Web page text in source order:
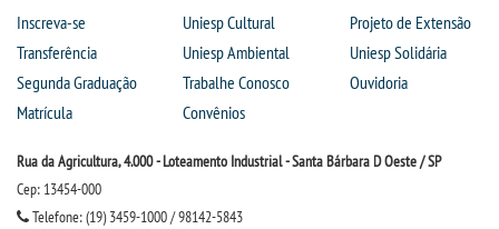
Inscreva-se
Transferência
Segunda Graduação
Matrícula
Uniesp Cultural
Uniesp Ambiental
Trabalhe Conosco
Convênios
Projeto de Extensão
Uniesp Solidária
Ouvidoria
Rua da Agricultura, 4.000 - Loteamento Industrial - Santa Bárbara D Oeste / SP
Cep: 13454-000
Telefone: (19) 3459-1000 / 98142-5843